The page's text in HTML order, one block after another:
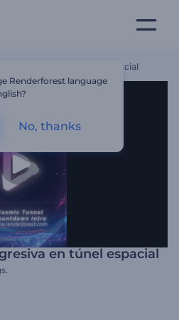
Regresiva En Túnel Espacial
en túnel espacial
Renderforest language
No, thanks